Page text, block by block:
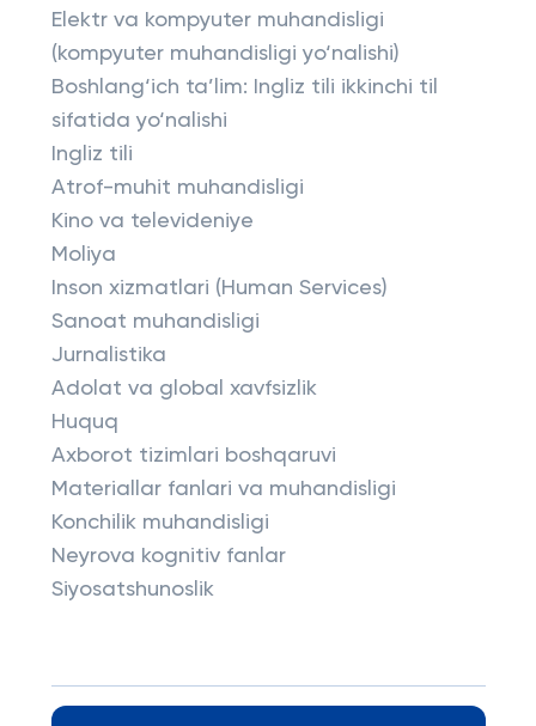
Elektr va kompyuter muhandisligi
(kompyuter muhandisligi yo‘nalishi)
Boshlang‘ich ta’lim: Ingliz tili ikkinchi til
sifatida yo‘nalishi
Ingliz tili
Atrof-muhit muhandisligi
Kino va televideniye
Moliya
Inson xizmatlari (Human Services)
Sanoat muhandisligi
Jurnalistika
Adolat va global xavfsizlik
Huquq
Axborot tizimlari boshqaruvi
Materiallar fanlari va muhandisligi
Konchilik muhandisligi
Neyrova kognitiv fanlar
Siyosatshunoslik